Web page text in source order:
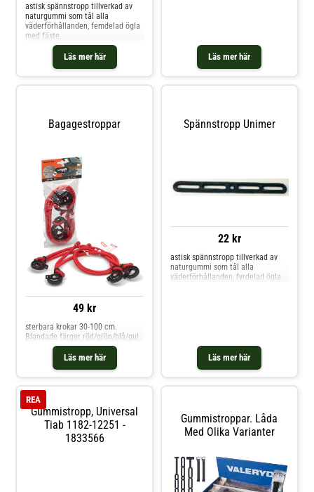
Läs mer här
astisk spännstropp tillverkad av
naturgummi som tål alla
väderförhållanden, femdelad ögla
med fäste
Läs mer här
Bagagestroppar
49 kr
Läs mer här
sterbara krokar 30-100 cm.
Blandade färger röd/grön/blå/gul
Spännstropp Unimer
22 kr
Läs mer här
astisk spännstropp tillverkad av
naturgummi som tål alla
väderförhållanden, fyrdelad ögla
Gummistropp, Universal
Tiab 1182-12251 -
1833566
REA
Gummistroppar. Låda
Med Olika Varianter